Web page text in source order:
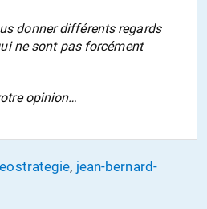
donner différents regards
ne sont pas forcément
opinion…
, jean-bernard-